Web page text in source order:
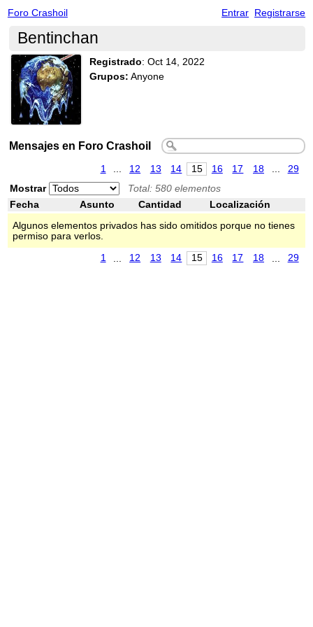
Foro Crashoil Entrar Registrarse
Bentinchan
Registrado: Oct 14, 2022
Grupos: Anyone
Mensajes en Foro Crashoil
1 12 13 14 15 16 17 18
29
Mostrar
Total: 580 elementos
Fecha
Asunto Cantidad
Localización
Algunos elementos privados has sido omitidos porque no tienes
permiso para verlos.
1 12 13 14 15 16 17 18 29